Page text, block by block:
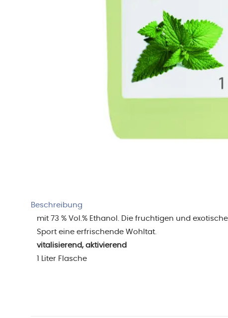
Beschreibung
mit 73 % Vol.% Ethanol. Die fruchtigen und
Sport eine erfrischende Wohltat.
vitalisierend, aktivierend
1 Liter Flasche